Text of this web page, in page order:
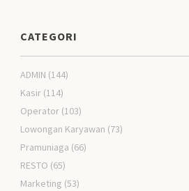
CATEGORI
ADMIN (144)
Kasir (114)
Operator (103)
Lowongan Karyawan (73)
Pramuniaga (66)
RESTO (65)
Marketing (53)